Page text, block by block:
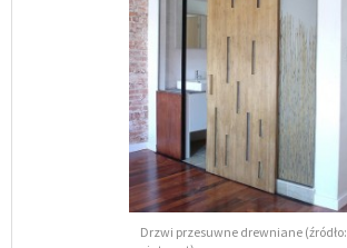
Drzwi przesuwne drewniane (źródło: